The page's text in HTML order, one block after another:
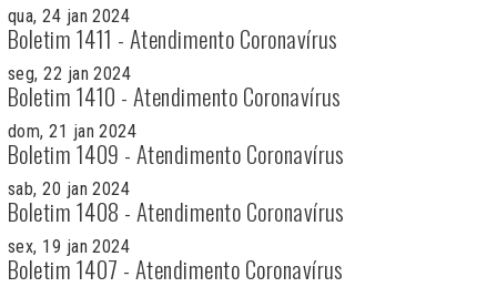
qua, 24 jan 2024
Boletim 1411 - Atendimento Coronavírus
seg, 22 jan 2024
Boletim 1410 - Atendimento Coronavírus
dom, 21 jan 2024
Boletim 1409 - Atendimento Coronavírus
sab, 20 jan 2024
Boletim 1408 - Atendimento Coronavírus
sex, 19 jan 2024
Boletim 1407 - Atendimento Coronavírus